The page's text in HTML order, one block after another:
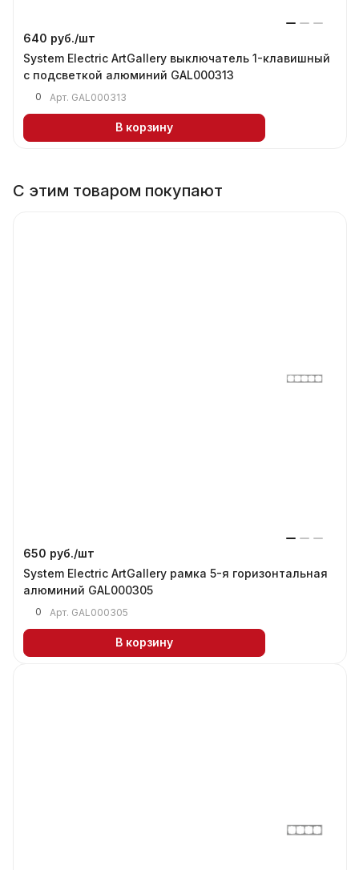
640 руб./шт
System Electric ArtGallery выключатель 1-клавишный
с подсветкой алюминий GAL000313
0 Арт. GAL000313
В корзину
С этим товаром покупают
650 руб./шт
System Electric ArtGallery рамка 5-я горизонтальная
алюминий GAL000305
0 Арт. GAL000305
В корзину